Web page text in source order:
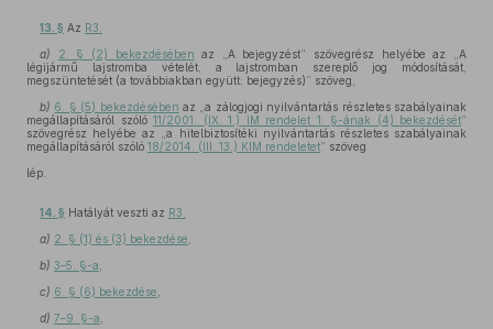
13. § Az R3.
a)
2. § (2) bekezdésében az „A bejegyzést” szövegrész helyébe az „A
légijármű lajstromba vételét, a lajstromban szereplő jog módosítását,
megszüntetését (a továbbiakban együtt: bejegyzés)” szöveg,
b) 6. § (5) bekezdésében az „a zálogjogi nyilvántartás részletes szabályainak
megállapításáról szóló 11/2001. (IX. 1.) IM rendelet 1. §-ának (4) bekezdését”
szövegrész helyébe az „a hitelbiztosítéki nyilvántartás részletes szabályainak
megállapításáról szóló 18/2014. (III. 13.) KIM rendeletet” szöveg
lép.
14. § Hatályát veszti az R3.
a) 2. § (1) és (3) bekezdése
b) 3–5. §-a
c) 6. § (6) bekezdése
d) 7–9. §-a